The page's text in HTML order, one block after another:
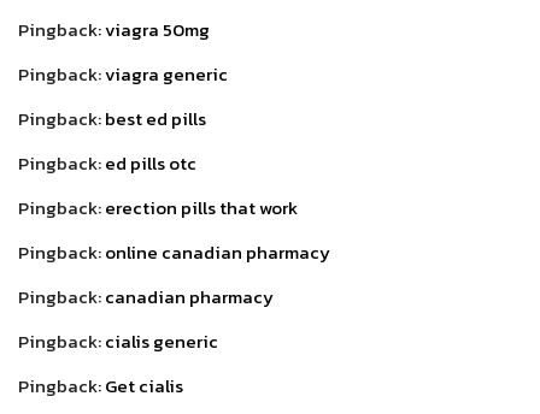
Pingback:viagra 50mg
Pingback:viagra generic
Pingback:best ed pills
Pingback:ed pills otc
Pingback:erection pills that work
Pingback:online canadian pharmacy
Pingback:canadian pharmacy
Pingback:cialis generic
Pingback:Get cialis